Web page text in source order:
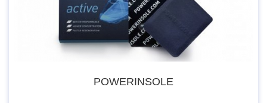
POWERINSOLE